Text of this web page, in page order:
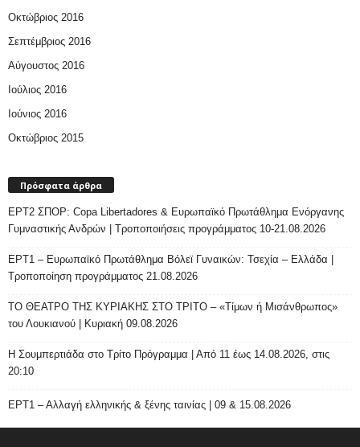
Οκτώβριος 2016
Σεπτέμβριος 2016
Αύγουστος 2016
Ιούλιος 2016
Ιούνιος 2016
Οκτώβριος 2015
Πρόσφατα άρθρα
ΕΡΤ2 ΣΠΟΡ: Copa Libertadores & Ευρωπαϊκό Πρωτάθλημα Ενόργανης
Γυμναστικής Ανδρών | Τροποποιήσεις προγράμματος 10-21.08.2026
ΕΡΤ1 – Ευρωπαϊκό Πρωτάθλημα Βόλεϊ Γυναικών: Τσεχία – Ελλάδα |
Τροποποίηση προγράμματος 21.08.2026
ΤΟ ΘΕΑΤΡΟ ΤΗΣ ΚΥΡΙΑΚΗΣ ΣΤΟ ΤΡΙΤΟ – «Τίμων ή Μισάνθρωπος»
του Λουκιανού | Κυριακή 09.08.2026
H Σουμπερτιάδα στο Τρίτο Πρόγραμμα | Από 11 έως 14.08.2026, στις
20:10
ΕΡΤ1 – Αλλαγή ελληνικής & ξένης ταινίας | 09 & 15.08.2026